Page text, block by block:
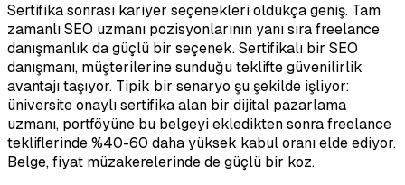
Sertifika sonrası kariyer seçenekleri oldukça geniş. Tam
zamanlı SEO uzmanı pozisyonlarının yanı sıra freelance
danışmanlık da güçlü bir seçenek. Sertifikalı bir SEO
danışmanı, müşterilerine sunduğu teklifte güvenilirlik
avantajı taşıyor. Tipik bir senaryo şu şekilde işliyor:
üniversite onaylı sertifika alan bir dijital pazarlama
uzmanı, portföyüne bu belgeyi ekledikten sonra freelance
tekliflerinde %40-60 daha yüksek kabul oranı elde ediyor.
Belge, fiyat müzakerelerinde de güçlü bir koz.